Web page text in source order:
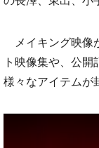
メイキング映像
ト映像集や、公
様々なアイテムが